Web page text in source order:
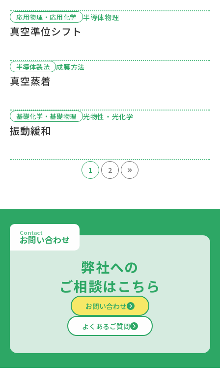
応用物理・応用化学 半導体物理
真空準位シフト
半導体製法 成膜方法
真空蒸着
基礎化学・基礎物理 光物性・光化学
振動緩和
1 2 »
Contact
お問い合わせ
弊社への
ご相談はこちら
お問い合わせ
よくあるご質問